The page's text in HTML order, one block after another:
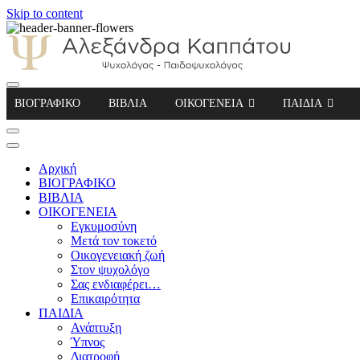
Skip to content
Αλεξάνδρα Καππάτου Ψυχολόγος –
ΒΙΟΓΡΑΦΙΚΟ ΒΙΒΛΙΑ ΟΙΚΟΓΕΝΕΙΑ ΠΑΙΔΙΑ
Αρχική
ΒΙΟΓΡΑΦΙΚΟ
ΒΙΒΛΙΑ
ΟΙΚΟΓΕΝΕΙΑ
Εγκυμοσύνη
Μετά τον τοκετό
Οικογενειακή ζωή
Στον ψυχολόγο
Σας ενδιαφέρει…
Επικαιρότητα
ΠΑΙΔΙΑ
Ανάπτυξη
Ύπνος
Διατροφή